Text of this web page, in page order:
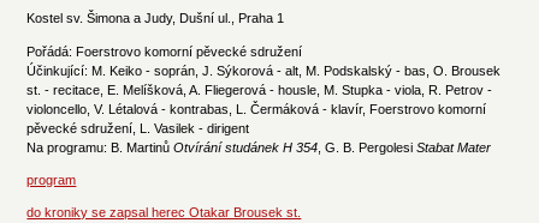
Kostel sv. Šimona a Judy, Dušní ul., Praha 1
Pořádá: Foerstrovo komorní pěvecké sdružení
Účinkující: M. Keiko - soprán, J. Sýkorová - alt, M. Podskalský - bas, O. Brousek
st. - recitace, E. Melíšková, A. Fliegerová - housle, M. Stupka - viola, R. Petrov -
violoncello, V. Létalová - kontrabas, L. Čermáková - klavír, Foerstrovo komorní
pěvecké sdružení, L. Vasilek - dirigent
Na programu: B. MartinůOtvírání studánek H 354 , G. B. PergolesiStabat Mater
program
do kroniky se zapsal herec Otakar Brousek st.